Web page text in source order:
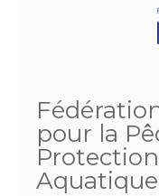
pour la
Aquatique